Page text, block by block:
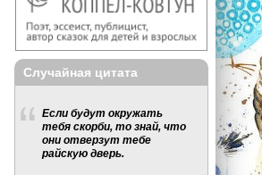
Случайная цитата
Если будут окружать
тебя скорби, то знай, что
они отверзут тебе
райскую дверь.